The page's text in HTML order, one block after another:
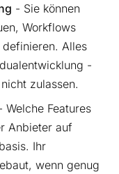
- Sie können
Workflows
Alles
-
zulassen.
Welche Features
Anbieter auf
Ihr
wenn genug